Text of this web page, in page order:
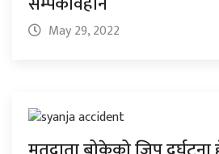
May 29, 2022